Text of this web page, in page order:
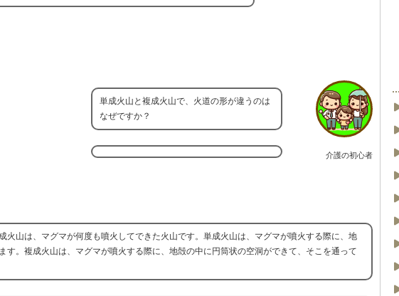
介護の初心者
単成火山と複成火山で、火道の形が違うのは
なぜですか？
火山は、マグマが何度も噴火してできた火山です。単成火山は、マグマが噴火する際に、地
。複成火山は、マグマが噴火する際に、地殻の中に円筒状の空洞ができて、そこを通って